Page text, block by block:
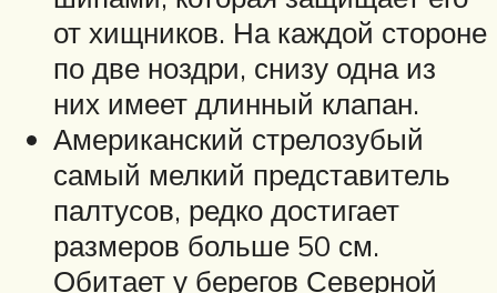
от хищников. На каждой стороне
по две ноздри, снизу одна из
них имеет длинный клапан.
Американский стрелозубый
самый мелкий представитель
палтусов, редко достигает
размеров больше 50 см.
Обитает у берегов Северной